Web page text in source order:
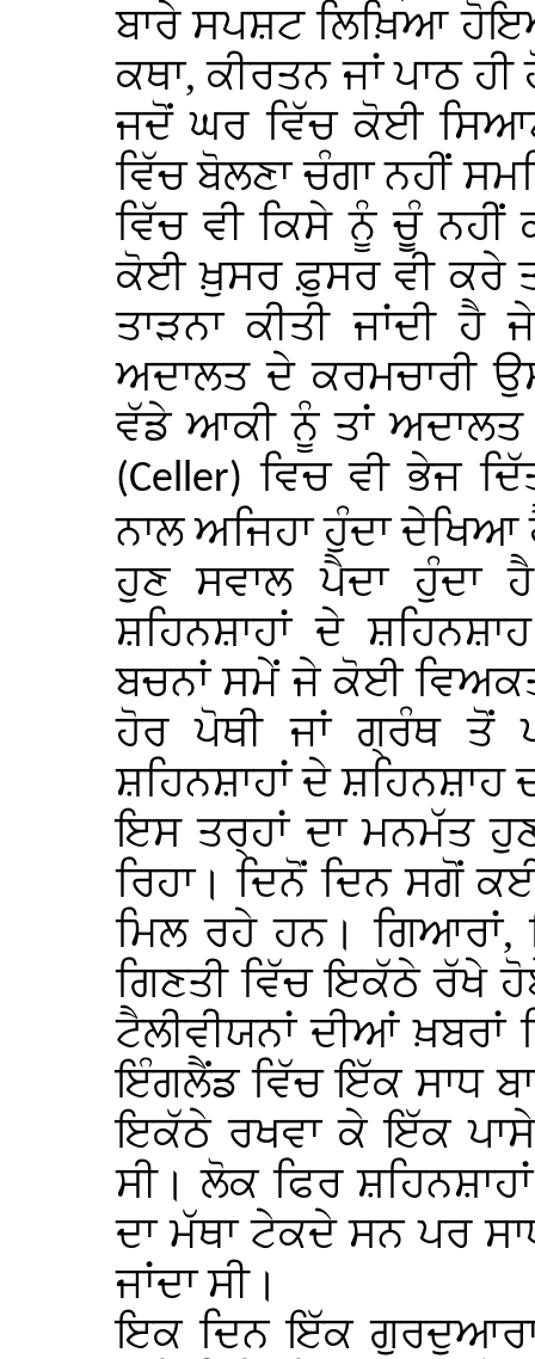
ਬਾਰੇ ਸਪਸ਼ਟ ਲਿਖ਼ਿਆ
ਕਥਾ, ਕੀਰਤਨ ਜਾਂ ਪਾਠ
ਜਦੋਂ ਘਰ ਵਿੱਚ ਕੋਈ
ਵਿੱਚ ਬੋਲਣਾ ਚੰਗਾ ਨਹੀਂ
ਵਿੱਚ ਵੀ ਕਿਸੇ ਨੂੰ ਚੂੰ ਨਹੀਂ
ਕੋਈ ਖ਼ੁਸਰ ਫ਼ੁਸਰ ਵੀ ਕਰੇ
ਤਾੜਨਾ ਕੀਤੀ ਜਾਂਦੀ
ਅਦਾਲਤ ਦੇ ਕਰਮਚਾਰੀ
ਵੱਡੇ ਆਕੀ ਨੂੰ ਤਾਂ ਅਦਾਲਤ
(Celler) ਵਿਚ ਵੀ ਭੇਜ
ਨਾਲ ਅਜਿਹਾ ਹੁੰਦਾ ਦੇਖਿਆ
ਹੁਣ ਸਵਾਲ ਪੈਦਾ ਹੁੰਦਾ
ਸ਼ਹਿਨਸ਼ਾਹਾਂ ਦੇ
ਬਚਨਾਂ ਸਮੇਂ ਜੇ ਕੋਈ
ਹੋਰ ਪੋਥੀ ਜਾਂ ਗ੍ਰੰਥ ਤੋਂ
ਸ਼ਹਿਨਸ਼ਾਹਾਂ ਦੇ ਸ਼ਹਿਨਸ਼ਾਹ
ਇਸ ਤਰ੍ਹਾਂ ਦਾ ਮਨਮੱਤ
ਰਿਹਾ। ਦਿਨੋਂ ਦਿਨ ਸਗੋਂ
ਮਿਲ ਰਹੇ ਹਨ।
ਗਿਣਤੀ ਵਿੱਚ ਇਕੱਠੇ ਰੱਖੇ
ਟੈਲੀਵੀਯਨਾਂ ਦੀਆਂ
ਇੰਗਲੈਂਡ ਵਿੱਚ ਇੱਕ ਸਾਧ
ਇਕੱਠੇ ਰਖਵਾ ਕੇ ਇੱਕ
ਸੀ। ਲੋਕ ਫਿਰ
ਦਾ ਮੱਥਾ ਟੇਕਦੇ ਸਨ ਪਰ
ਜਾਂਦਾ ਸੀ।
ਇਕ ਦਿਨ ਇੱਕ ਗੁਰਦੁਆਰਾ